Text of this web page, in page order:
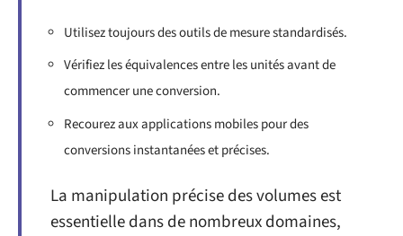
Utilisez toujours des outils de mesure standardisés.
Vérifiez les équivalences entre les unités avant de
commencer une conversion.
Recourez aux applications mobiles pour des
conversions instantanées et précises.
La manipulation précise des volumes est
essentielle dans de nombreux domaines,